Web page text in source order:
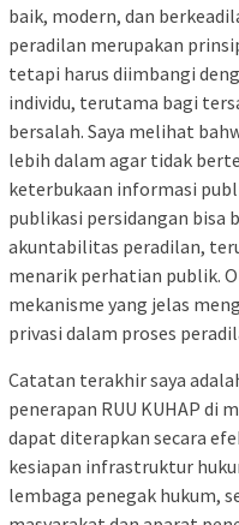
baik, modern, dan
peradilan merupakan
tetapi harus diimbangi
individu, terutama bagi
bersalah. Saya melihat
lebih dalam agar tidak
keterbukaan informasi
publikasi persidangan bisa
akuntabilitas peradilan,
menarik perhatian publik.
mekanisme yang jelas
privasi dalam proses
Catatan terakhir saya
penerapan RUU KUHAP di
dapat diterapkan secara
kesiapan infrastruktur
lembaga penegak hukum,